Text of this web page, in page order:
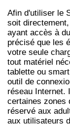
Afin d'utiliser le
soit
ayant accès à
précisé que les
votre seule
tout matériel
tablette ou
outil de
réseau Internet.
certaines zones
réservé aux
aux utilisateurs